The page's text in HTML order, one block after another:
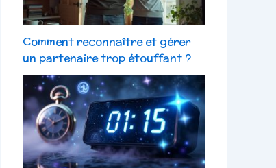
Comment reconnaître et gérer
un partenaire trop étouffant ?